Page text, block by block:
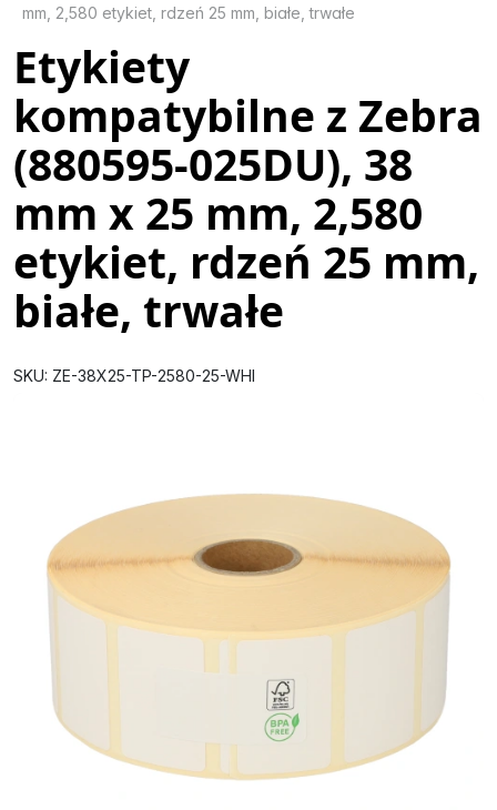
mm, 2,580 etykiet, rdzeń 25 mm, białe, trwałe
Etykiety
kompatybilne z Zebra
(880595-025DU), 38
mm x 25 mm, 2,580
etykiet, rdzeń 25 mm,
białe, trwałe
SKU: ZE-38X25-TP-2580-25-WHI